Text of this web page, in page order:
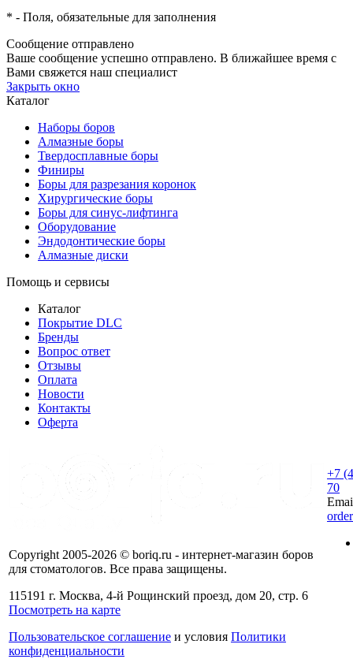
* - Поля, обязательные для заполнения
Сообщение отправлено
Ваше сообщение успешно отправлено. В ближайшее время с
Вами свяжется наш специалист
Закрыть окно
Каталог
Наборы боров
Алмазные боры
Твердосплавные боры
Финиры
Боры для разрезания коронок
Хирургические боры
Боры для синус-лифтинга
Оборудование
Эндодонтические боры
Алмазные диски
Помощь и сервисы
Каталог
Покрытие DLC
Бренды
Вопрос ответ
Отзывы
Оплата
Новости
Контакты
Оферта
Copyright 2005-2026 © boriq.ru - интернет-магазин боров
для стоматологов. Все права защищены.
115191 г. Москва, 4-й Рощинский проезд, дом 20, стр. 6
Посмотреть на карте
Пользовательское соглашение и условия Политики
конфиденциальности
+7
70